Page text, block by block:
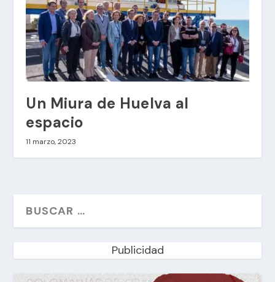
Un Miura de Huelva al
espacio
11 marzo, 2023
Publicidad